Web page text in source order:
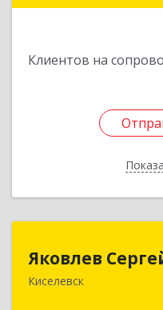
Клиентов на
Яковлев
Киселевск650002,